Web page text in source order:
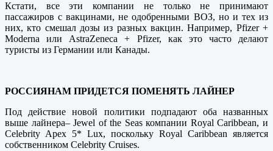
Кстати, все эти компании не только не принимают
пассажиров с вакцинами, не одобренными ВОЗ, но и тех из
них, кто смешал дозы из разных вакцин. Например, Pfizer +
Moderna или AstraZeneca + Pfizer, как это часто делают
туристы из Германии или Канады.
РОССИЯНАМ ПРИДЕТСЯ ПОМЕНЯТЬ ЛАЙНЕР
Под действие новой политики подпадают оба названных
выше лайнера– Jewel of the Seas компании Royal Caribbean, и
Celebrity Apex 5* Lux, поскольку Royal Caribbean является
собственником Celebrity Cruises.